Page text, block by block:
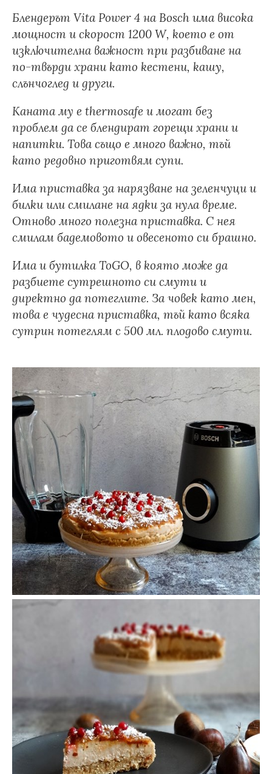
Блендерът Vita Power 4 на Bosch има висока
мощност и скорост 1200 W, което е от
изключителна важност при разбиване на
по-твърди храни като кестени, кашу,
слънчоглед и други.
Каната му е thermosafe и могат без
проблем да се блендират горещи храни и
напитки. Това също е много важно, тъй
като редовно приготвям супи.
Има приставка за нарязване на зеленчуци и
билки или смилане на ядки за нула време.
Отново много полезна приставка. С нея
смилам бадемовото и овесеното си брашно.
Има и бутилка ToGO, в която може да
разбиете сутрешното си смути и
директно да потеглите. За човек като мен,
това е чудесна приставка, тъй като всяка
сутрин потеглям с 500 мл. плодово смути.